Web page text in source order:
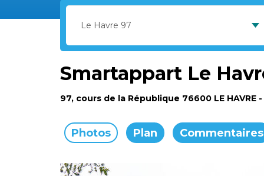
Smartappart Le
97, cours de la République 76600 LE HAVRE -
Photos Plan Commentaires